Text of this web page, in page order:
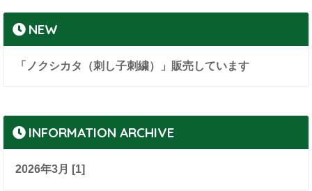
NEW
「ノクシカタ（刺し子刺繍）」販売しています
INFORMATION ARCHIVE
2026年3月 [1]